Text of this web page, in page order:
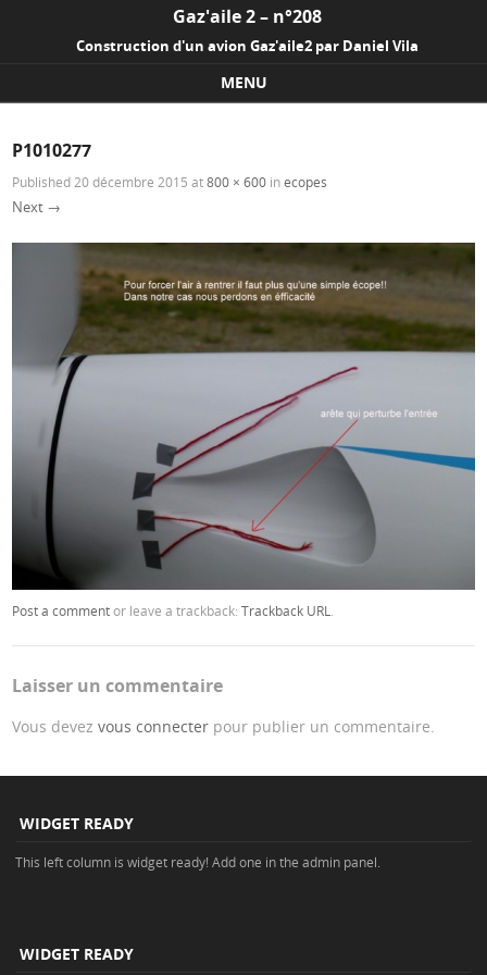
Gaz'aile 2 – n°208
Construction d'un avion Gaz'aile2 par Daniel Vila
MENU
P1010277
Published 20 décembre 2015 at800 × 600 inecopes
Next →
Post a commentor leave a trackback:Trackback URL
Laisser un commentaire
Vous devezvous connecter pour publier un commentaire.
WIDGET READY
This left column is widget ready! Add one in the admin panel.
WIDGET READY